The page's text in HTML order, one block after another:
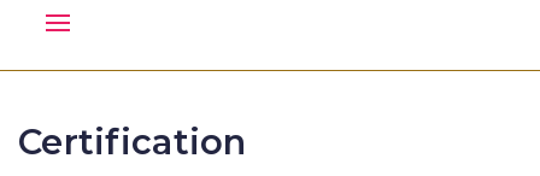
Certification